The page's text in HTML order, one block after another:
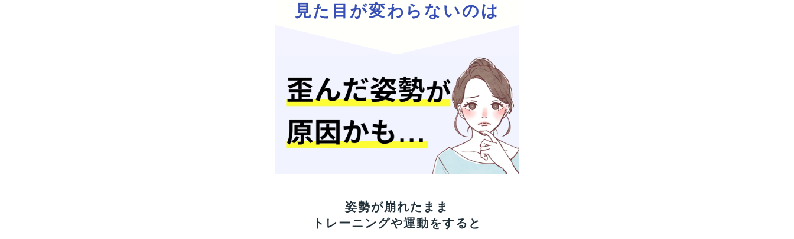
見た目が変わらないのは
姿勢が崩れたまま
トレーニングや運動をすると